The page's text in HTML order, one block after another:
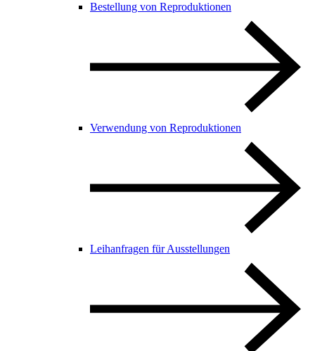
Bestellung von Reproduktionen
Verwendung von Reproduktionen
Leihanfragen für Ausstellungen